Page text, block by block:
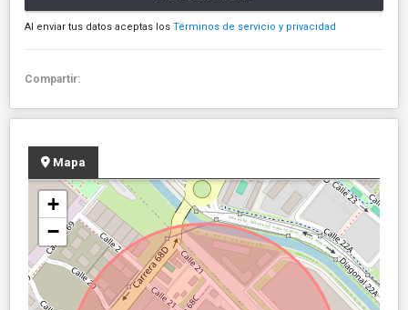
Al enviar tus datos aceptas los Términos de servicio y privacidad
Compartir:
Mapa
+
−